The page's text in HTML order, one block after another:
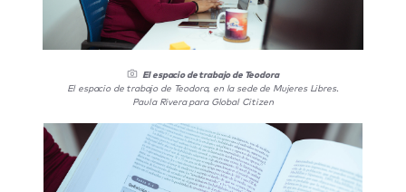
El espacio de trabajo de Teodora
El espacio de trabajo de Teodora, en la sede de Mujeres Libres.
Paula Rivera para Global Citizen